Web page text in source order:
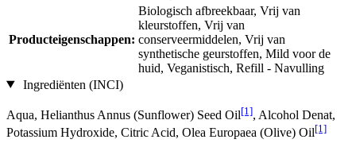
Producteigenschappen:
Biologisch afbreekbaar, Vrij van
kleurstoffen, Vrij van
conserveermiddelen, Vrij van
synthetische geurstoffen, Mild voor de
huid, Veganistisch, Refill - Navulling
Ingrediënten (INCI)
Aqua, Helianthus Annus (Sunflower) Seed Oil[1], Alcohol Denat,
Potassium Hydroxide, Citric Acid, Olea Europaea (Olive) Oil[1]